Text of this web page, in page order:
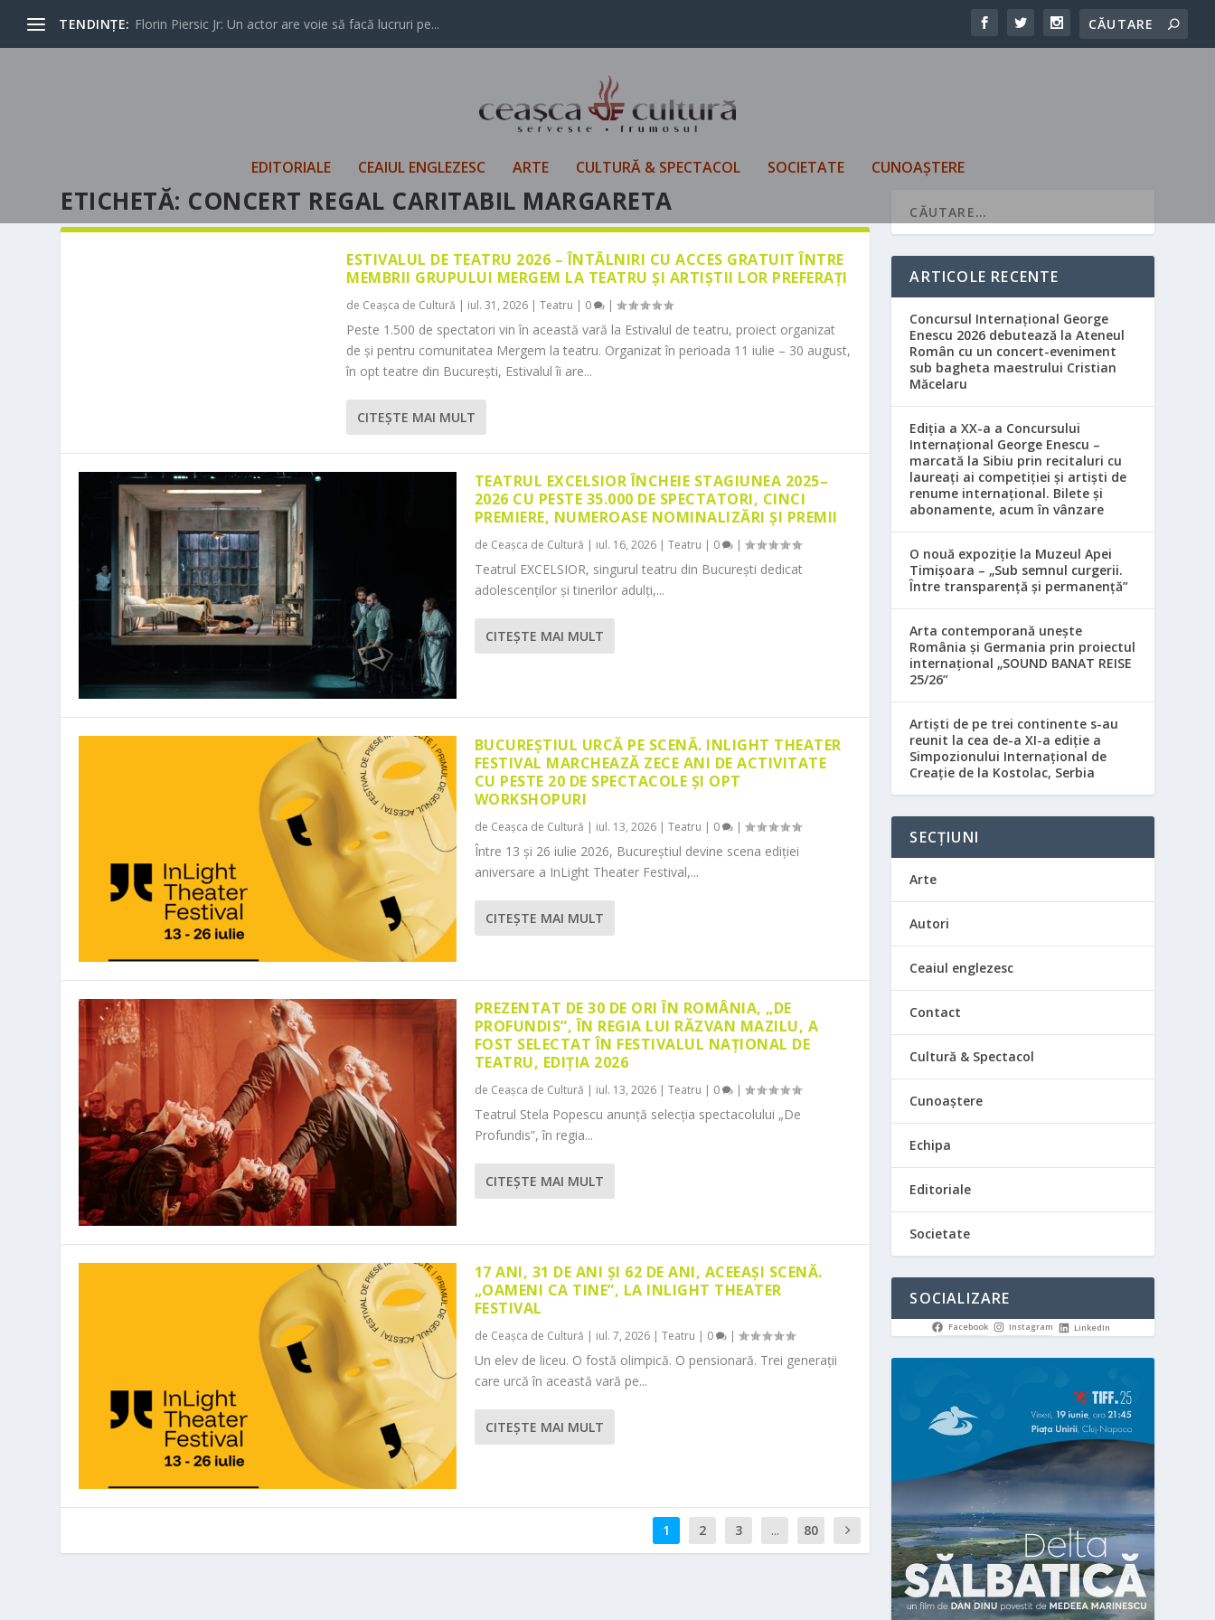
TENDINȚE: Florin Piersic Jr: Un actor are voie să facă lucruri pe...
EDITORIALE CEAIUL ENGLEZESC ARTE CULTURĂ & SPECTACOL SOCIETATE CUNOAȘTERE
ETICHETĂ: CONCERT REGAL CARITABIL MARGARETA
ESTIVALUL DE TEATRU 2026 – ÎNTÂLNIRI CU ACCES GRATUIT ÎNTRE
MEMBRII GRUPULUI MERGEM LA TEATRU ȘI ARTIȘTII LOR PREFERAȚI
de Ceașca de Cultură | iul. 31, 2026 |Teatru | 0 |
Peste 1.500 de spectatori vin în această vară la Estivalul de teatru, proiect organizat
de și pentru comunitatea Mergem la teatru. Organizat în perioada 11 iulie – 30 august,
în opt teatre din București, Estivalul îi are...
CITEŞTE MAI MULT
TEATRUL EXCELSIOR ÎNCHEIE STAGIUNEA 2025–
2026 CU PESTE 35.000 DE SPECTATORI, CINCI
PREMIERE, NUMEROASE NOMINALIZĂRI ȘI PREMII
de Ceașca de Cultură | iul. 16, 2026| Teatru | 0 |
Teatrul EXCELSIOR, singurul teatru din București dedicat
adolescenților și tinerilor adulți,...
CITEŞTE MAI MULT
BUCUREȘTIUL URCĂ PE SCENĂ. INLIGHT THEATER
FESTIVAL MARCHEAZĂ ZECE ANI DE ACTIVITATE
CU PESTE 20 DE SPECTACOLE ȘI OPT
WORKSHOPURI
de Ceașca de Cultură | iul. 13, 2026| Teatru | 0 |
Între 13 și 26 iulie 2026, Bucureștiul devine scena ediției
aniversare a InLight Theater Festival,...
CITEŞTE MAI MULT
PREZENTAT DE 30 DE ORI ÎN ROMÂNIA, „DE
PROFUNDIS”, ÎN REGIA LUI RĂZVAN MAZILU, A
FOST SELECTAT ÎN FESTIVALUL NAȚIONAL DE
TEATRU, EDIȚIA 2026
de Ceașca de Cultură | iul. 13, 2026| Teatru | 0 |
Teatrul Stela Popescu anunță selecția spectacolului „De
Profundis”, în regia...
CITEŞTE MAI MULT
17 ANI, 31 DE ANI ȘI 62 DE ANI, ACEEAȘI SCENĂ.
„OAMENI CA TINE”, LA INLIGHT THEATER
FESTIVAL
de Ceașca de Cultură | iul. 7, 2026| Teatru | 0 |
Un elev de liceu. O fostă olimpică. O pensionară. Trei generații
care urcă în această vară pe...
CITEŞTE MAI MULT
1 2 3 ... 80
ARTICOLE RECENTE
Concursul Internațional George
Enescu 2026 debutează la Ateneul
Român cu un concert-eveniment
sub bagheta maestrului Cristian
Măcelaru
Ediția a XX-a a Concursului
Internațional George Enescu –
marcată la Sibiu prin recitaluri cu
laureați ai competiției și artiști de
renume internațional. Bilete și
abonamente, acum în vânzare
O nouă expoziție la Muzeul Apei
Timișoara – „Sub semnul curgerii.
Între transparență și permanență”
Arta contemporană unește
România și Germania prin proiectul
internațional „SOUND BANAT REISE
25/26”
Artiști de pe trei continente s-au
reunit la cea de-a XI-a ediție a
Simpozionului Internațional de
Creație de la Kostolac, Serbia
SECȚIUNI
Arte
Autori
Ceaiul englezesc
Contact
Cultură & Spectacol
Cunoaștere
Echipa
Editoriale
Societate
SOCIALIZARE
Facebook Instagram LinkedIn